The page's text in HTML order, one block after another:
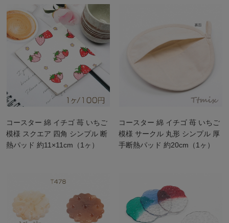
コースター 綿 イチゴ 苺 いちご
模様 スクエア 四角 シンプル 断
熱パッド 約11×11cm（1ヶ）
コースター 綿 イチゴ 苺 いちご
模様 サークル 丸形 シンプル 厚
手断熱パッド 約20cm（1ヶ）